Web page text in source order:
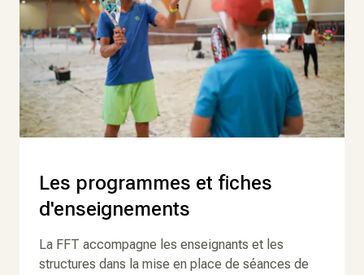
Les programmes et fiches
d'enseignements
La FFT accompagne les enseignants et les
structures dans la mise en place de séances de